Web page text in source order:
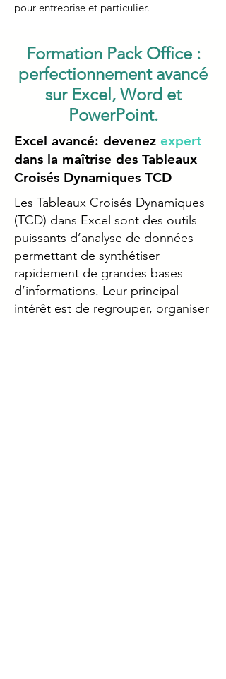
pour entreprise et particulier.
Formation Pack Office :
perfectionnement avancé
sur Excel, Word et
PowerPoint.
Excel avancé: devenez expert
dans la maîtrise des Tableaux
Croisés Dynamiques TCD
Les Tableaux Croisés Dynamiques
(TCD) dans Excel sont des outils
puissants d’analyse de données
permettant de synthétiser
rapidement de grandes bases
d’informations. Leur principal
intérêt est de regrouper, organiser